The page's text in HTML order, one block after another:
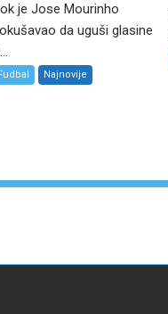
je Jose Mourinho
da uguši glasine
Fudbal Najnovije